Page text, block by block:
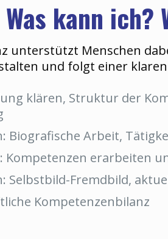
kann ich?
unterstützt Menschen
und folgt einer
klären, Struktur der
Biografische Arbeit,
Kompetenzen erarbeiten
Selbstbild-Fremdbild,
Kompetenzenbilanz